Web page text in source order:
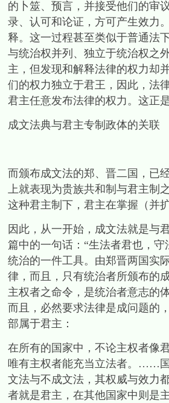
的卜筮、预言，并接受他们的审
录、认可和论证，方可产生效力
释。这一过程甚至类似于普通法
与统治权并列、独立于统治权之
主，但发现和解释法律的权力却
们的权力独立于君王，因此，法
君主任意发布法律的权力。这正
成文法典与君主专制政体的关联
而颁布成文法的郑、晋二国，已
上就表现为贵族共和制与君主制
这种君主制下，君主在掌握（并
因此，从一开始，成文法就是与
篇中的一句话：“生法者君也，
统治的一件工具。由郑晋两国实
律，而且，只有统治者所颁布的
主权者之命令，是统治者意志的
而且，必然要求法律是成问题的
部属于君主：
在所有的国家中，不论主权者像
唯有主权者能充当立法者。……
文法与不成文法，其权威与效力
者就是君主，在其他国家中则是